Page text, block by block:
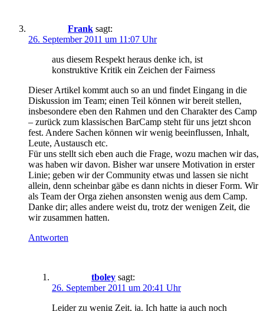
Frank sagt:
26. September 2011 um 11:07 Uhr
aus diesem Respekt heraus denke ich, ist
konstruktive Kritik ein Zeichen der Fairness
Dieser Artikel kommt auch so an und findet Eingang in die
Diskussion im Team; einen Teil können wir bereit stellen,
insbesondere eben den Rahmen und den Charakter des Camp
– zurück zum klassischen BarCamp steht für uns jetzt shcon
fest. Andere Sachen können wir wenig beeinflussen, Inhalt,
Leute, Austausch etc.
Für uns stellt sich eben auch die Frage, wozu machen wir das,
was haben wir davon. Bisher war unsere Motivation in erster
Linie; geben wir der Community etwas und lassen sie nicht
allein, denn scheinbar gäbe es dann nichts in dieser Form. Wir
als Team der Orga ziehen ansonsten wenig aus dem Camp.
Danke dir; alles andere weist du, trotz der wenigen Zeit, die
wir zusammen hatten.
Antworten
tboley sagt:
26. September 2011 um 20:41 Uhr
Leider zu wenig Zeit, ja. Ich hatte ja auch noch